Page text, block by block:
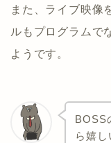
また、ライブ映像
ルもプログラムで
ようです。
BOSS
ら嬉し